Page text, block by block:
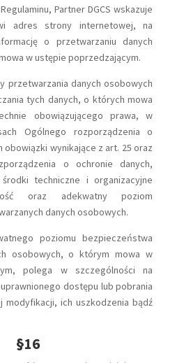
Partner DGCS wskazuje
adres strony internetowej, na
o przetwarzaniu danych
w ustępie poprzedzającym.
przetwarzania danych osobowych
tych danych, o których mowa
obowiązującego prawa, w
Ogólnego rozporządzenia o
obowiązki wynikające z art. 25 oraz
o ochronie danych,
techniczne i organizacyjne
oraz adekwatny poziom
danych osobowych.
poziomu bezpieczeństwa
osobowych, o którym mowa w
polega w szczególności na
dostępu lub pobrania
modyfikacji, ich uszkodzenia bądź
§16